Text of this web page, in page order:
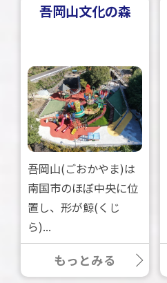
吾岡山文化の森
吾岡山(ごおかやま)は
南国市のほぼ中央に位
置し、形が鯨(くじ
ら)...
もっとみる